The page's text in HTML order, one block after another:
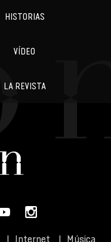
HISTORIAS
VÍDEO
LA REVISTA
Internet Música